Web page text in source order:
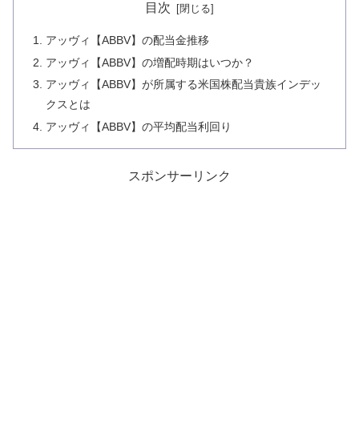
目次
アッヴィ【ABBV】の配当金推移
アッヴィ【ABBV】の増配時期はいつか？
アッヴィ【ABBV】が所属する米国株配当貴族インデッ
クスとは
アッヴィ【ABBV】の平均配当利回り
スポンサーリンク